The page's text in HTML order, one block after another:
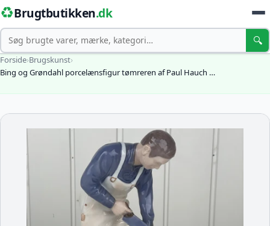
♻️Brugtbutikken.dk
Søg 🔍
Forside›Brugskunst›
Bing og Grøndahl porcelænsfigur tømreren af Paul Hauch …